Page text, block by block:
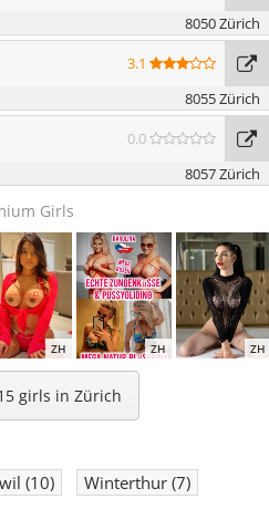
8050 Zürich
3.1
8055 Zürich
0.0
8057 Zürich
Girls
ZH ZH ZH
ZH ZH
girls in Zürich
(10) Winterthur (7)